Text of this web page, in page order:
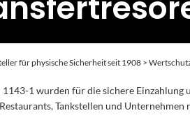
für physische Sicherheit seit 1908>
1 wurden für die sichere Einzahlung
Tankstellen und